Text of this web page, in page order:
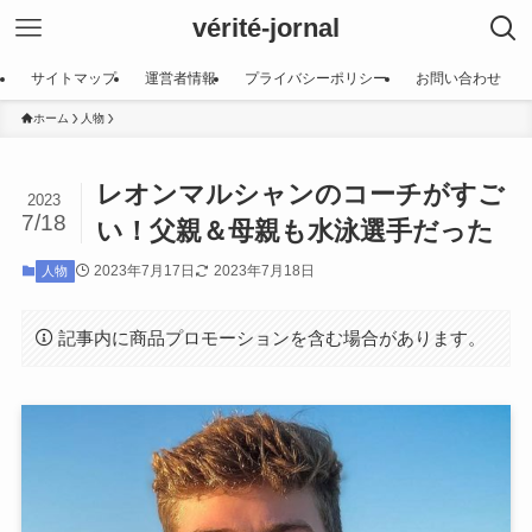
vérité-jornal
サイトマップ 運営者情報 プライバシーポリシー お問い合わせ
ホーム 人物
レオンマルシャンのコーチがすご
い！父親＆母親も水泳選手だった
2023
7/18
人物 2023年7月17日 2023年7月18日
記事内に商品プロモーションを含む場合があります。